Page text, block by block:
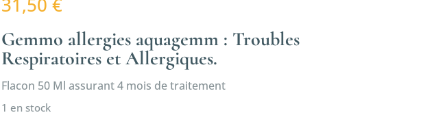
Gemmo allergies aquagemm : Troubles
Respiratoires et Allergiques.
Flacon 50 Ml assurant 4 mois de traitement
1 en stock